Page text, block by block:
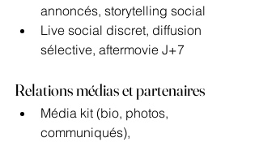
annoncés, storytelling social
Live social discret, diffusion
sélective, aftermovie J+7
Relations médias et partenaires
Média kit (bio, photos,
communiqués),